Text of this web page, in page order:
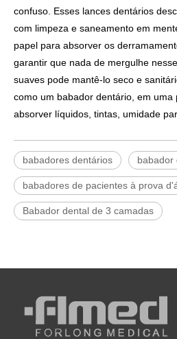
confuso. Esses lances dentários
com limpeza e saneamento em
papel para absorver os
garantir que nada de mergulhe
suaves pode mantê-lo seco e
como um babador dentário, em uma
absorver líquidos, tintas, umidade
babadores dentários babador
babadores de pacientes à prova
Babador dental de 3 camadas